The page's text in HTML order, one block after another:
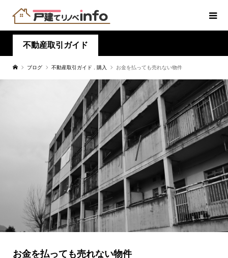
不動産取引ガイド
ブログ 不動産取引ガイド 購入 お金を払っても売れない物件
お金を払っても売れない物件